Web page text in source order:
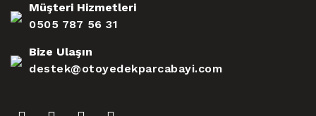
Müşteri Hizmetleri
0505 787 56 31
Bize Ulaşın
destek@otoyedekparcabayi.com